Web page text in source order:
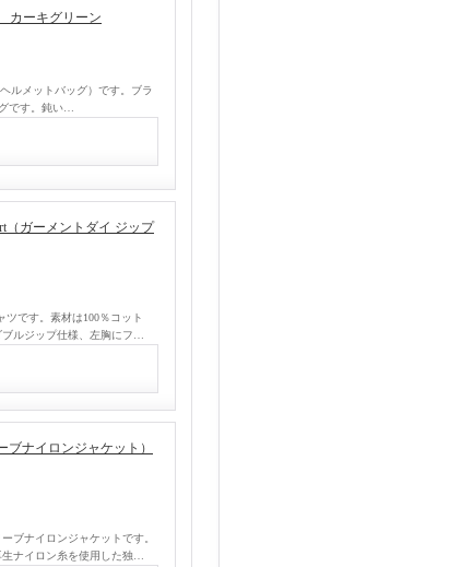
カーキグリーン
ルメットバッグ）です。ブラ
です。鈍い…
（ガーメントダイ ジップ
です。素材は100％コット
ルジップ仕様、左胸にフ…
ブナイロンジャケット）
ブナイロンジャケットです。
ナイロン糸を使用した独…